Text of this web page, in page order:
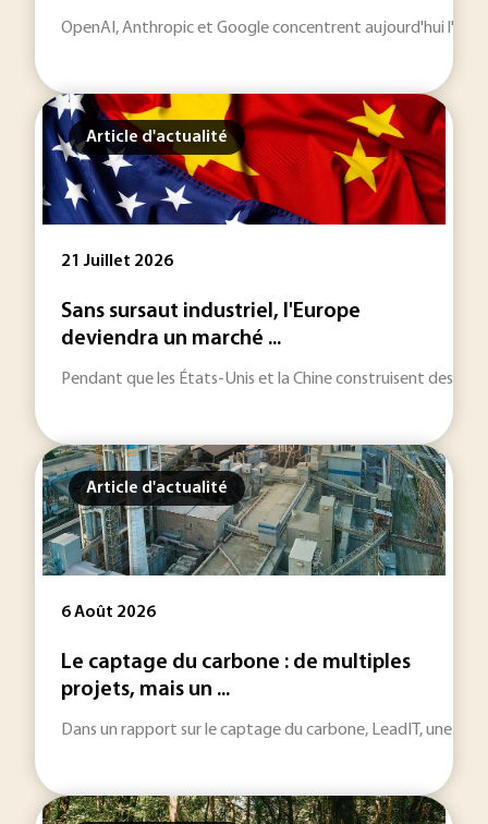
OpenAI, Anthropic et Google concentrent aujourd'hui
Article d'actualité
21 Juillet 2026
Sans sursaut industriel, l'Europe
deviendra un marché ...
Pendant que les États-Unis et la Chine construisent des
Article d'actualité
6 Août 2026
Le captage du carbone : de multiples
projets, mais un ...
Dans un rapport sur le captage du carbone, LeadIT, une